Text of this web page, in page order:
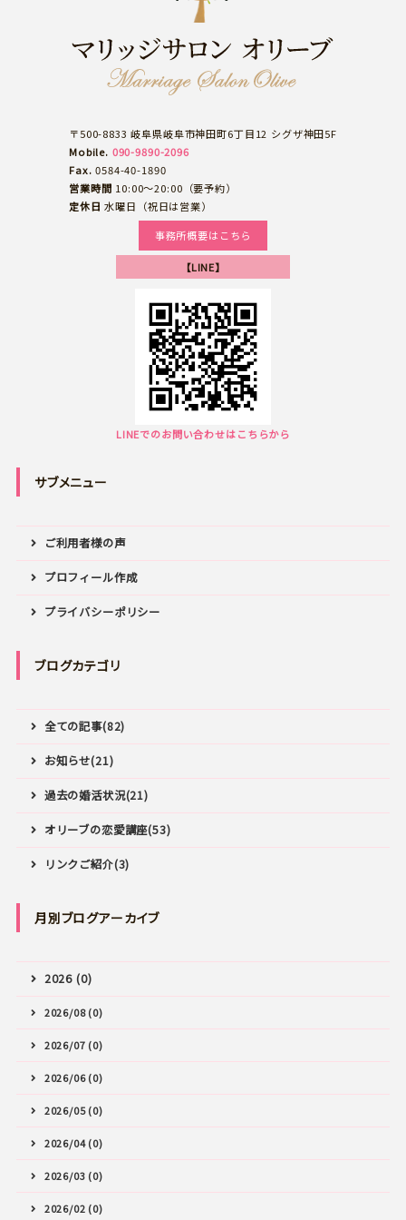
〒500-8833 岐阜県岐阜市神田町6丁目12 シグザ神田5F
Mobile. 090-9890-2096
Fax. 0584-40-1890
営業時間 10:00～20:00（要予約）
定休日 水曜日（祝日は営業）
事務所概要はこちら
【LINE】
LINEでのお問い合わせはこちらから
サブメニュー
ご利用者様の声
プロフィール作成
プライバシーポリシー
ブログカテゴリ
全ての記事(82)
お知らせ(21)
過去の婚活状況(21)
オリーブの恋愛講座(53)
リンクご紹介(3)
月別ブログアーカイブ
2026 (0)
2026/08 (0)
2026/07 (0)
2026/06 (0)
2026/05 (0)
2026/04 (0)
2026/03 (0)
2026/02 (0)